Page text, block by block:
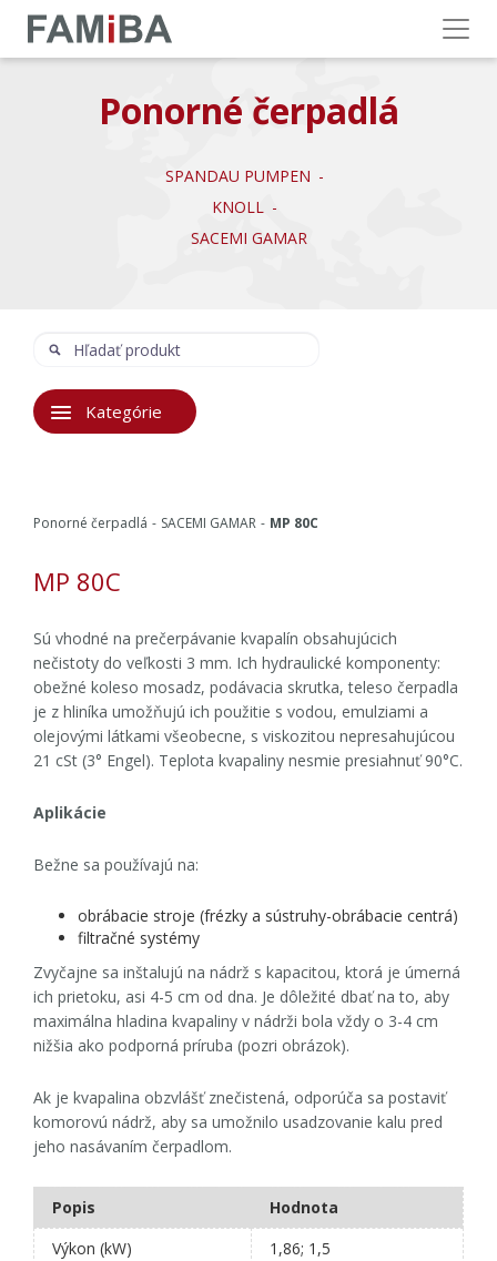
Menu
Ponorné čerpadlá
SPANDAU PUMPEN
KNOLL
SACEMI GAMAR
Hľadať:
Hľadať
Kategórie
Ponorné čerpadlá SACEMI GAMAR MP 80C
MP 80C
Sú vhodné na prečerpávanie kvapalín obsahujúcich
nečistoty do veľkosti 3 mm. Ich hydraulické komponenty:
obežné koleso mosadz, podávacia skrutka, teleso čerpadla
je z hliníka umožňujú ich použitie s vodou, emulziami a
olejovými látkami všeobecne, s viskozitou nepresahujúcou
21 cSt (3° Engel). Teplota kvapaliny nesmie presiahnuť 90°C.
Aplikácie
Bežne sa používajú na:
obrábacie stroje (frézky a sústruhy-obrábacie centrá)
filtračné systémy
Zvyčajne sa inštalujú na nádrž s kapacitou, ktorá je úmerná
ich prietoku, asi 4-5 cm od dna. Je dôležité dbať na to, aby
maximálna hladina kvapaliny v nádrži bola vždy o 3-4 cm
nižšia ako podporná príruba (pozri obrázok).
Ak je kvapalina obzvlášť znečistená, odporúča sa postaviť
komorovú nádrž, aby sa umožnilo usadzovanie kalu pred
jeho nasávaním čerpadlom.
Popis
Hodnota
Výkon (kW)
1,86; 1,5